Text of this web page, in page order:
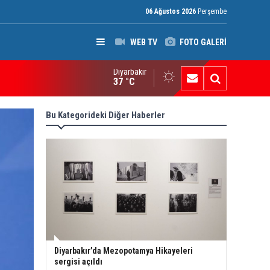
06 Ağustos 2026 Perşembe
WEB TV FOTO GALERİ
Silah bırakmayan gruplara terör yasası uygulanacak
Diyarbakır
37 °C
Bu Kategorideki Diğer Haberler
Diyarbakır’da Mezopotamya Hikayeleri
sergisi açıldı